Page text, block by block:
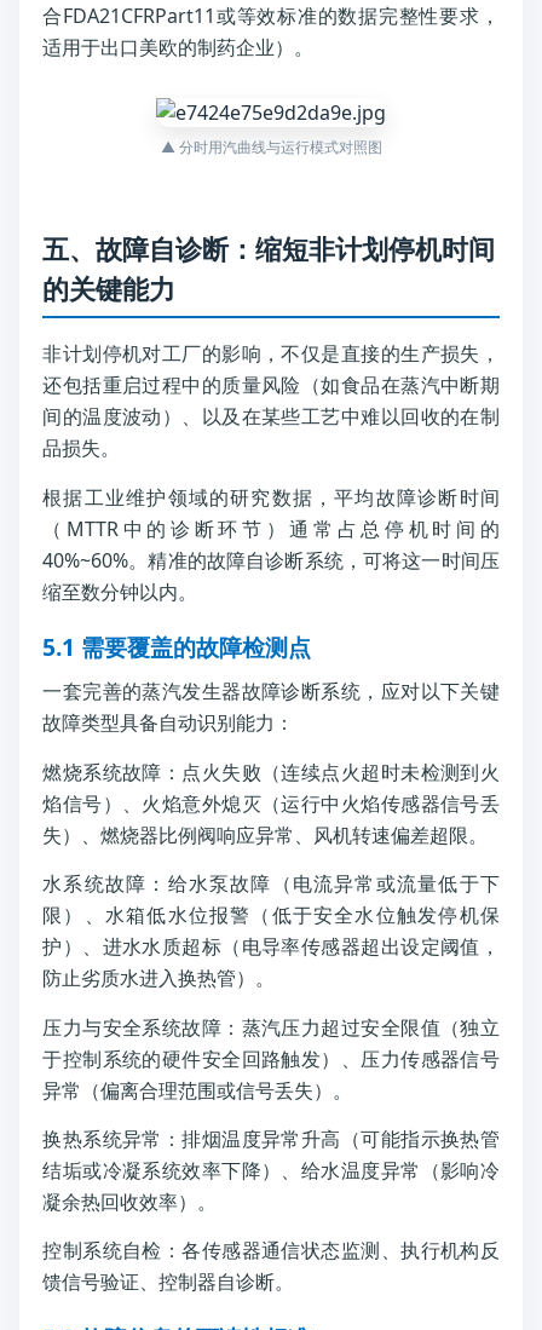
合FDA21CFRPart11或等效标准的数据完整性要求，
适用于出口美欧的制药企业）。
▲ 分时用汽曲线与运行模式对照图
五、故障自诊断：缩短非计划停机时间
的关键能力
非计划停机对工厂的影响，不仅是直接的生产损失，
还包括重启过程中的质量风险（如食品在蒸汽中断期
间的温度波动）、以及在某些工艺中难以回收的在制
品损失。
根据工业维护领域的研究数据，平均故障诊断时间
（MTTR中的诊断环节）通常占总停机时间的
40%~60%。精准的故障自诊断系统，可将这一时间压
缩至数分钟以内。
5.1 需要覆盖的故障检测点
一套完善的蒸汽发生器故障诊断系统，应对以下关键
故障类型具备自动识别能力：
燃烧系统故障：点火失败（连续点火超时未检测到火
焰信号）、火焰意外熄灭（运行中火焰传感器信号丢
失）、燃烧器比例阀响应异常、风机转速偏差超限。
水系统故障：给水泵故障（电流异常或流量低于下
限）、水箱低水位报警（低于安全水位触发停机保
护）、进水水质超标（电导率传感器超出设定阈值，
防止劣质水进入换热管）。
压力与安全系统故障：蒸汽压力超过安全限值（独立
于控制系统的硬件安全回路触发）、压力传感器信号
异常（偏离合理范围或信号丢失）。
换热系统异常：排烟温度异常升高（可能指示换热管
结垢或冷凝系统效率下降）、给水温度异常（影响冷
凝余热回收效率）。
控制系统自检：各传感器通信状态监测、执行机构反
馈信号验证、控制器自诊断。